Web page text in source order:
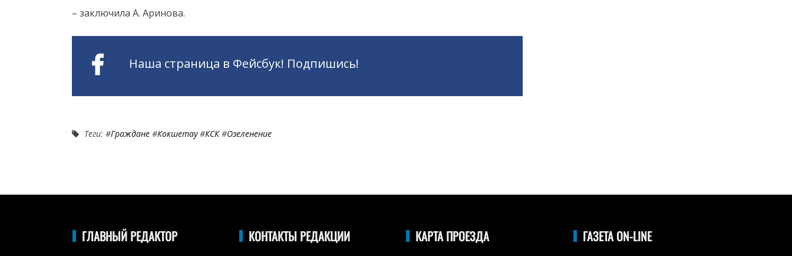
– заключила А. Аринова.
Наша страница в Фейсбук! Подпишись!
Теги: #Граждане #Кокшетау#КСК#Озеленение
ГЛАВНЫЙ РЕДАКТОР КОНТАКТЫ РЕДАКЦИИ КАРТА ПРОЕЗДА ГАЗЕТА ON-LINE